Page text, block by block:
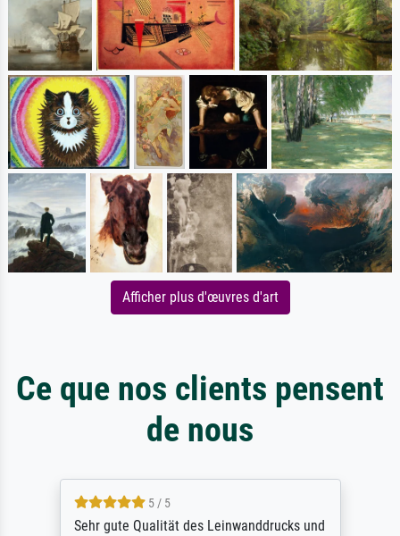
Afficher plus d'œuvres d'art
Ce que nos clients pensent
de nous
5 / 5
Sehr gute Qualität des Leinwanddrucks und